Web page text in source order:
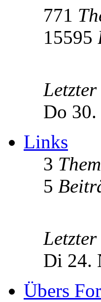
771
15595
Do
Links
3
5
Di 24.
Übers